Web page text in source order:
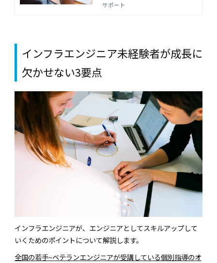
のサポートも必要です。どのように
サポート
インフラエンジニア未経験者が成長に
欠かせない3要点
インフラエンジニアが、エンジニアとしてスキルアップして
いくためのポイントについて解説します。
全国の若手~ベテランエンジニアが受講している個別指導のオ